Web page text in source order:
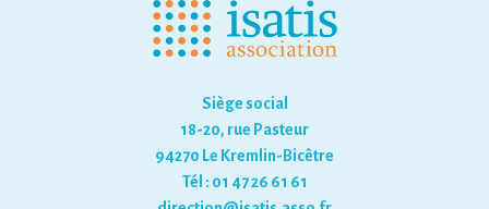
Siège social
18-20, rue Pasteur
94270 Le Kremlin-Bicêtre
Tél : 01 47 26 61 61